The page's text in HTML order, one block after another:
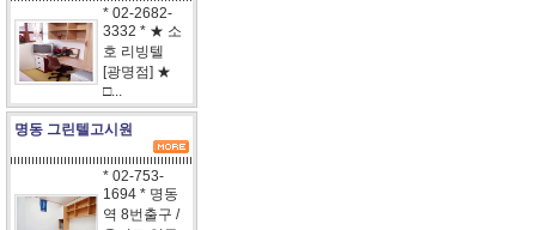
* 02-2682-
3332 * ★ 소
호 리빙텔
[광명점] ★
□...
명동 그린텔고시원
* 02-753-
1694 * 명동
역 8번출구 /